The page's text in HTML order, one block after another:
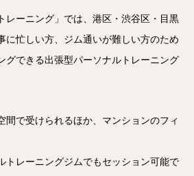
レーニング」では、港区・渋谷区・目黒
に忙しい方、ジム通いが難しい方のため
グできる出張型パーソナルトレーニング
間で受けられるほか、マンションのフィ
トレーニングジムでもセッション可能で